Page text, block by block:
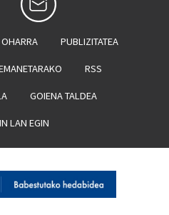
PUBLIZITATEA
RSS
GOIENA TALDEA
LAN EGIN